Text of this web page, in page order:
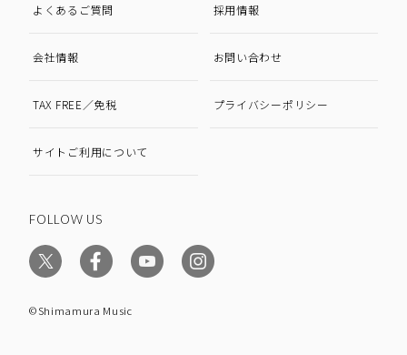
よくあるご質問 採用情報
会社情報 お問い合わせ
TAX FREE／免税 プライバシーポリシー
サイトご利用について
FOLLOW US
©Shimamura Music